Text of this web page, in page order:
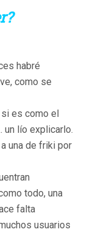
habré
como se
es como el
lío explicarlo.
una de friki por
todo, una
falta
usuarios